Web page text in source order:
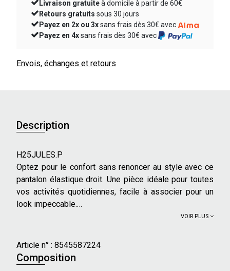
Livraison gratuite
à domicile à partir de 60€
Retours gratuits
sous 30 jours
Payez en 2x ou 3x
sans frais dès 30€ avec
Payez en 4x
sans frais dès 30€ avec
Envois, échanges et retours
Description
H25JULES.P
Optez pour le confort sans renoncer au style avec ce
pantalon élastique droit. Une pièce idéale pour toutes
vos activités quotidiennes, facile à associer pour un
look impeccable.
- Taille : Standard
- Motif à carreaux
- Coupe évasée
VOIR PLUS
Article n° : 8545587224
Composition